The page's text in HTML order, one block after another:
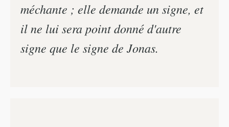
méchante ; elle demande un signe, et
il ne lui sera point donné d'autre
signe que le signe de Jonas.